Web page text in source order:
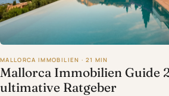
MALLORCA IMMOBILIEN · 21 MIN
Mallorca Immobilien Guide
ultimative Ratgeber